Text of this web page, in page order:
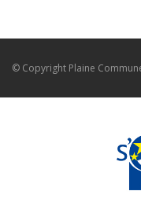
© Copyright Plaine